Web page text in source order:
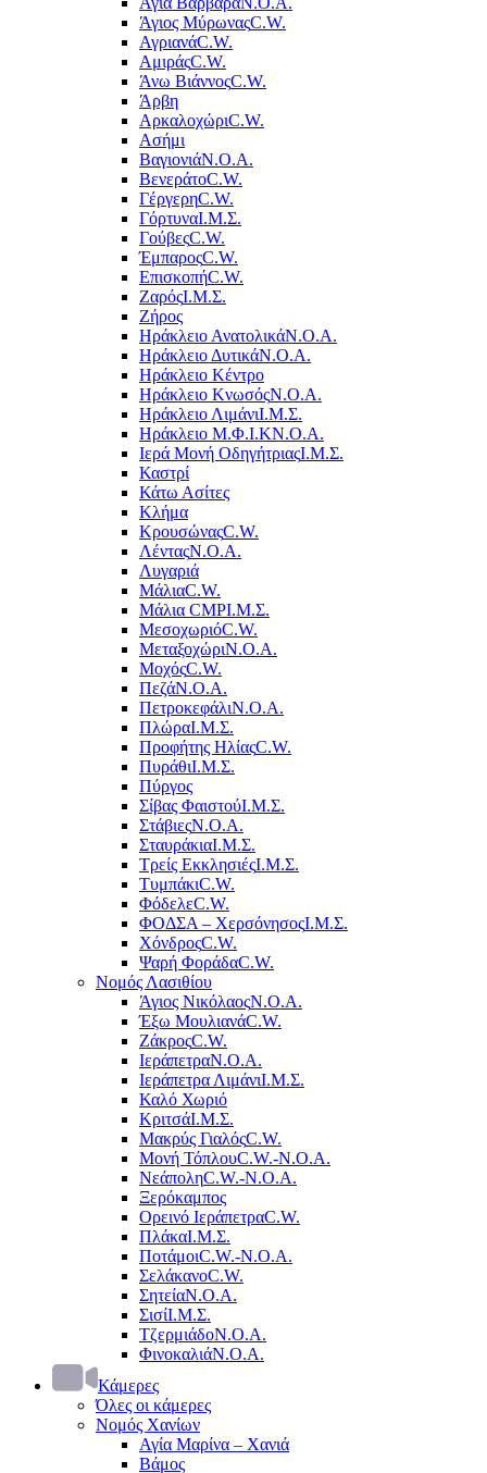
Άγιος ΜύρωναςC.W.
ΑγριανάC.W.
ΑμιράςC.W.
Άνω ΒιάννοςC.W.
Άρβη
ΑρκαλοχώριC.W.
Ασήμι
ΒαγιονιάΝ.Ο.Α.
ΒενεράτοC.W.
ΓέργερηC.W.
ΓόρτυναΙ.Μ.Σ.
ΓούβεςC.W.
ΈμπαροςC.W.
ΕπισκοπήC.W.
ΖαρόςΙ.Μ.Σ.
Ζήρος
Ηράκλειο ΑνατολικάΝ.Ο.Α.
Ηράκλειο ΔυτικάΝ.Ο.Α.
Ηράκλειο Κέντρο
Ηράκλειο ΚνωσόςΝ.Ο.Α.
Ηράκλειο ΛιμάνιΙ.Μ.Σ.
Ηράκλειο Μ.Φ.Ι.ΚΝ.Ο.Α.
Ιερά Μονή ΟδηγήτριαςΙ.Μ.Σ.
Καστρί
Κάτω Ασίτες
Κλήμα
ΚρουσώναςC.W.
ΛένταςΝ.Ο.Α.
Λυγαριά
ΜάλιαC.W.
Μάλια CMPΙ.Μ.Σ.
ΜεσοχωριόC.W.
ΜεταξοχώριΝ.Ο.Α.
ΜοχόςC.W.
ΠεζάΝ.Ο.Α.
ΠετροκεφάλιΝ.Ο.Α.
ΠλώραΙ.Μ.Σ.
Προφήτης ΗλίαςC.W.
ΠυράθιΙ.Μ.Σ.
Πύργος
Σίβας ΦαιστούΙ.Μ.Σ.
ΣτάβιεςΝ.Ο.Α.
ΣταυράκιαΙ.Μ.Σ.
Τρείς ΕκκλησιέςΙ.Μ.Σ.
ΤυμπάκιC.W.
ΦόδελεC.W.
ΦΟΔΣΑ – ΧερσόνησοςΙ.Μ.Σ.
ΧόνδροςC.W.
Ψαρή ΦοράδαC.W.
Νομός Λασιθίου
Άγιος ΝικόλαοςΝ.Ο.Α.
Έξω ΜουλιανάC.W.
ΖάκροςC.W.
ΙεράπετραΝ.Ο.Α.
Ιεράπετρα ΛιμάνιΙ.Μ.Σ.
Καλό Χωριό
ΚριτσάΙ.Μ.Σ.
Μακρύς ΓιαλόςC.W.
Μονή ΤόπλουC.W.-Ν.Ο.Α.
ΝεάποληC.W.-Ν.Ο.Α.
Ξερόκαμπος
Ορεινό ΙεράπετραC.W.
ΠλάκαΙ.Μ.Σ.
ΠοτάμοιC.W.-Ν.Ο.Α.
ΣελάκανοC.W.
ΣητείαΝ.Ο.Α.
ΣισίΙ.Μ.Σ.
ΤζερμιάδοΝ.Ο.Α.
ΦινοκαλιάΝ.Ο.Α.
Κάμερες
Όλες οι κάμερες
Νομός Χανίων
Αγία Μαρίνα – Χανιά
Βάμος